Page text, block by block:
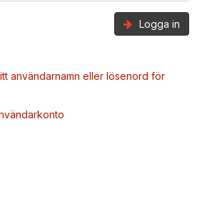
Logga in
användarnamn eller lösenord för